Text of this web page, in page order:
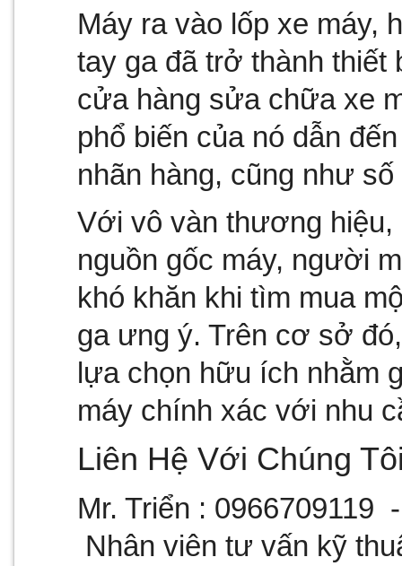
Máy ra vào lốp xe máy,
tay ga đã trở thành thiết
cửa hàng sửa chữa xe
phổ biến của nó dẫn
nhãn hàng, cũng như
Với vô vàn thương hiệu,
nguồn gốc máy, người
khó khăn khi tìm mua
ga ưng ý. Trên cơ sở
lựa chọn hữu ích nhằm
máy chính xác với nhu
Liên Hệ Với Chúng
Mr. Triển : 0966709119
Nhân viên tư vấn kỹ